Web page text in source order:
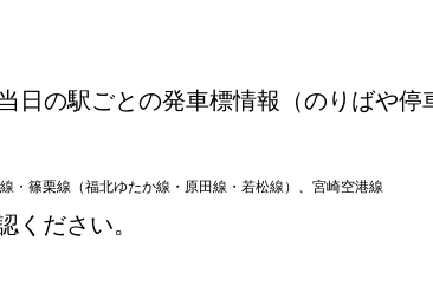
日の駅ごとの発車標情報（のりばや
篠栗線（福北ゆたか線・原田線・若松線）、宮崎空港線
ください。